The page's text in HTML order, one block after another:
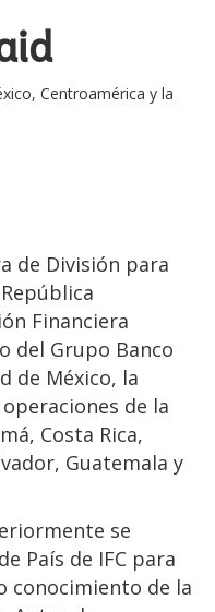
Centroamérica y la
de División para
Financiera
del Grupo Banco
de México, la
de la
Costa Rica,
Guatemala y
se
País de IFC para
conocimiento de la